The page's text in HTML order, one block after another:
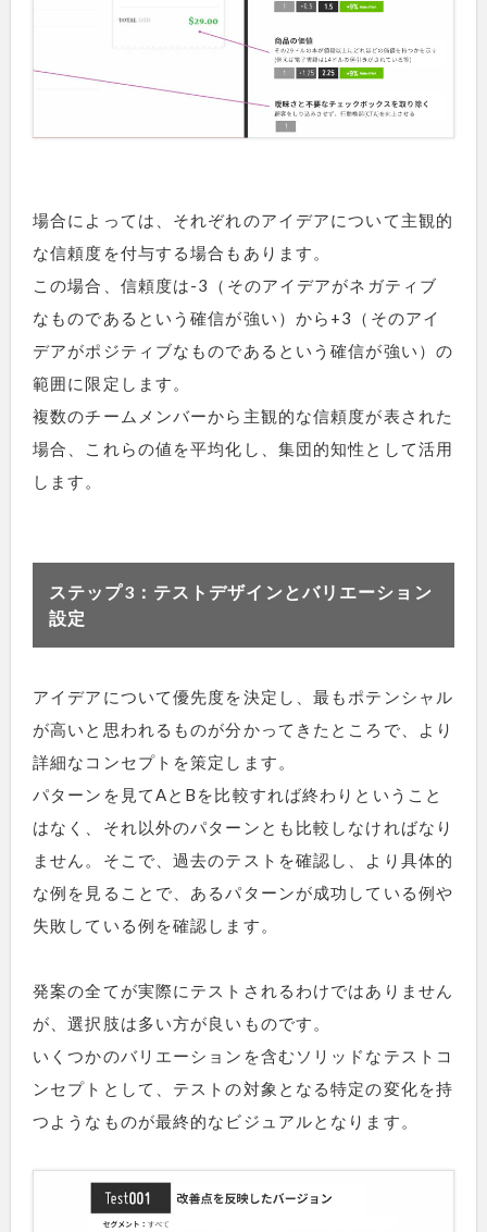
場合によっては、それぞれのアイデアについて主観的
な信頼度を付与する場合もあります。
この場合、信頼度は-3（そのアイデアがネガティブ
なものであるという確信が強い）から+3（そのアイ
デアがポジティブなものであるという確信が強い）の
範囲に限定します。
複数のチームメンバーから主観的な信頼度が表された
場合、これらの値を平均化し、集団的知性として活用
します。
ステップ3：テストデザインとバリエーション
設定
アイデアについて優先度を決定し、最もポテンシャル
が高いと思われるものが分かってきたところで、より
詳細なコンセプトを策定します。
パターンを見てAとBを比較すれば終わりということ
はなく、それ以外のパターンとも比較しなければなり
ません。そこで、過去のテストを確認し、より具体的
な例を見ることで、あるパターンが成功している例や
失敗している例を確認します。
発案の全てが実際にテストされるわけではありません
が、選択肢は多い方が良いものです。
いくつかのバリエーションを含むソリッドなテストコ
ンセプトとして、テストの対象となる特定の変化を持
つようなものが最終的なビジュアルとなります。